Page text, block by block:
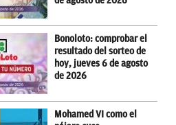
Bonoloto: comprobar el
resultado del sorteo de
hoy, jueves 6 de agosto
de 2026
Mohamed VI como el